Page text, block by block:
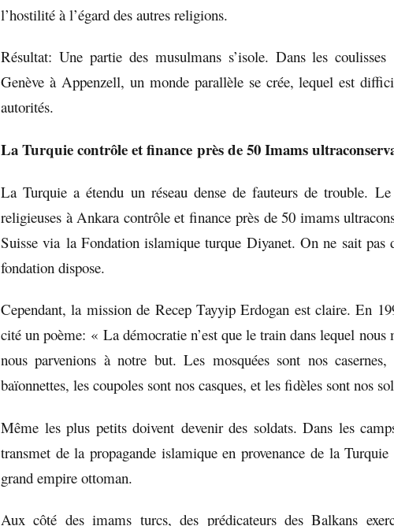
l’hostilité à l’égard des autres religions.
Résultat: Une partie des musulmans s’isole. Dans les
Genève à Appenzell, un monde parallèle se crée, lequel est
autorités.
La Turquie contrôle et finance près de 50 Imams
La Turquie a étendu un réseau dense de fauteurs de trouble.
religieuses à Ankara contrôle et finance près de 50 imams
Suisse via la Fondation islamique turque Diyanet. On ne sait pas
fondation dispose.
Cependant, la mission de Recep Tayyip Erdogan est claire. En
cité un poème: « La démocratie n’est que le train dans lequel nous
nous parvenions à notre but. Les mosquées sont nos
baïonnettes, les coupoles sont nos casques, et les fidèles sont nos
Même les plus petits doivent devenir des soldats. Dans les
transmet de la propagande islamique en provenance de la Turquie
grand empire ottoman.
Aux côté des imams turcs, des prédicateurs des Balkans